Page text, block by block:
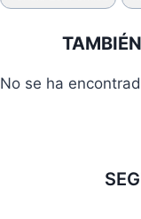
de
No se ha